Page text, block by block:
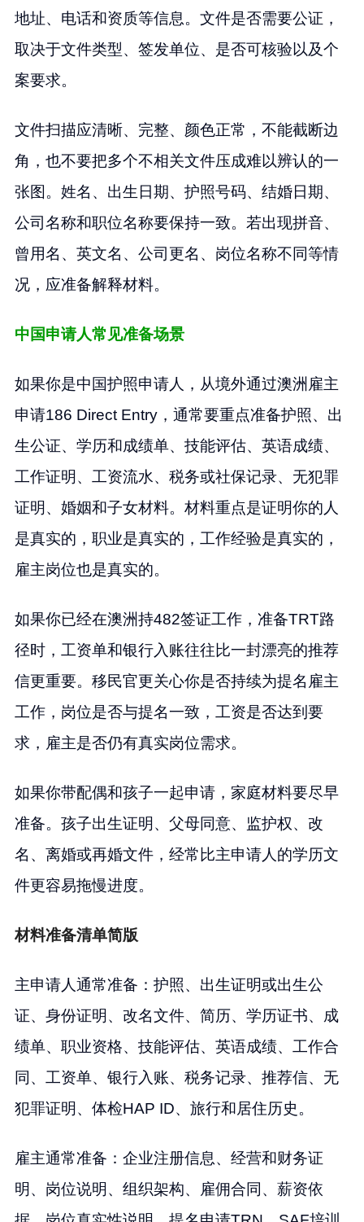
地址、电话和资质等信息。文件是否需要公证，
取决于文件类型、签发单位、是否可核验以及个
案要求。
文件扫描应清晰、完整、颜色正常，不能截断边
角，也不要把多个不相关文件压成难以辨认的一
张图。姓名、出生日期、护照号码、结婚日期、
公司名称和职位名称要保持一致。若出现拼音、
曾用名、英文名、公司更名、岗位名称不同等情
况，应准备解释材料。
中国申请人常见准备场景
如果你是中国护照申请人，从境外通过澳洲雇主
申请186 Direct Entry，通常要重点准备护照、出
生公证、学历和成绩单、技能评估、英语成绩、
工作证明、工资流水、税务或社保记录、无犯罪
证明、婚姻和子女材料。材料重点是证明你的人
是真实的，职业是真实的，工作经验是真实的，
雇主岗位也是真实的。
如果你已经在澳洲持482签证工作，准备TRT路
径时，工资单和银行入账往往比一封漂亮的推荐
信更重要。移民官更关心你是否持续为提名雇主
工作，岗位是否与提名一致，工资是否达到要
求，雇主是否仍有真实岗位需求。
如果你带配偶和孩子一起申请，家庭材料要尽早
准备。孩子出生证明、父母同意、监护权、改
名、离婚或再婚文件，经常比主申请人的学历文
件更容易拖慢进度。
材料准备清单简版
主申请人通常准备：护照、出生证明或出生公
证、身份证明、改名文件、简历、学历证书、成
绩单、职业资格、技能评估、英语成绩、工作合
同、工资单、银行入账、税务记录、推荐信、无
犯罪证明、体检HAP ID、旅行和居住历史。
雇主通常准备：企业注册信息、经营和财务证
明、岗位说明、组织架构、雇佣合同、薪资依